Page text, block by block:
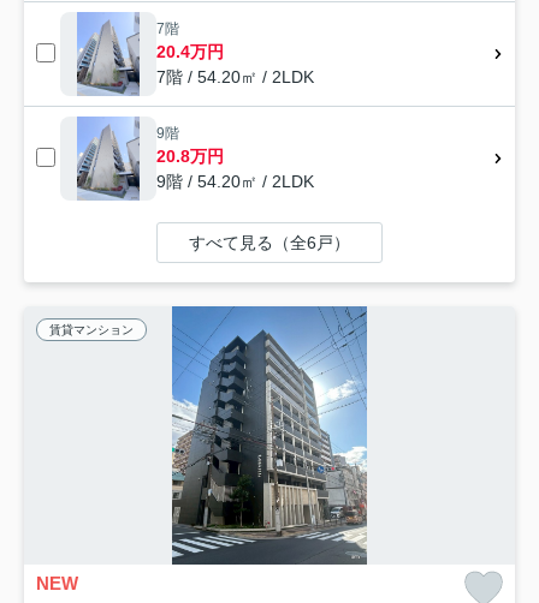
7階
20.4万円
7階 / 54.20㎡ / 2LDK
9階
20.8万円
9階 / 54.20㎡ / 2LDK
すべて見る（全6戸）
賃貸マンション
NEW